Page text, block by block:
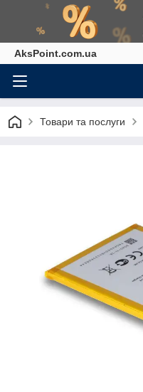
AksPoint.com.ua
Товари та послуги